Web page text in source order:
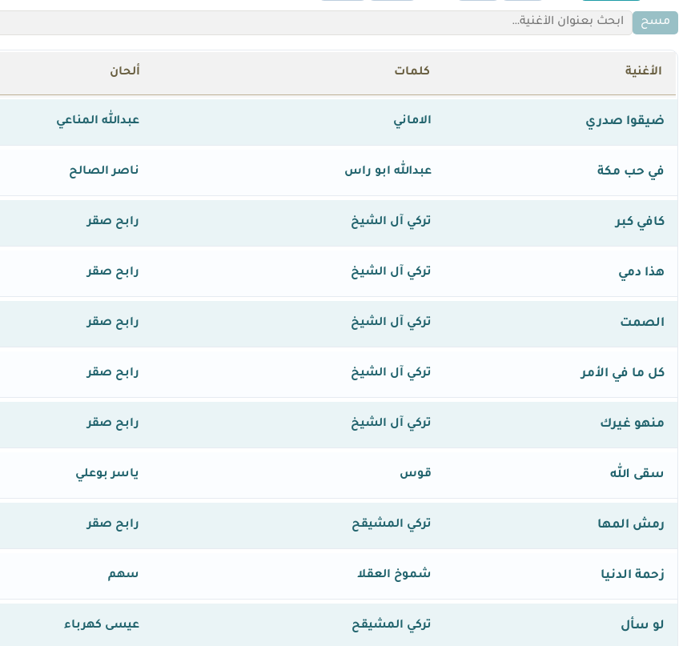
مسح
الأغنية كلمات ألحان
ضيقوا صدري الاماني عبدالله المناعي
في حب مكة عبدالله ابو راس ناصر الصالح
كافي كبر تركي آل الشيخ رابح صقر
هذا دمي تركي آل الشيخ رابح صقر
الصمت تركي آل الشيخ رابح صقر
كل ما في الأمر تركي آل الشيخ رابح صقر
منهو غيرك تركي آل الشيخ رابح صقر
سقى الله قوس ياسر بوعلي
رمش المها تركي المشيقح رابح صقر
زحمة الدنيا شموخ العقلا سهم
لو سأل تركي المشيقح عيسى كهرباء